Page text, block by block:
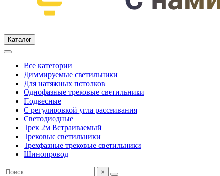
Каталог
Все категории
Диммируемые светильники
Для натяжных потолков
Однофазные трековые светильники
Подвесные
С регулировкой угла рассеивания
Светодиодные
Трек 2м Встраиваемый
Трековые светильники
Трехфазные трековые светильники
Шинопровод
×